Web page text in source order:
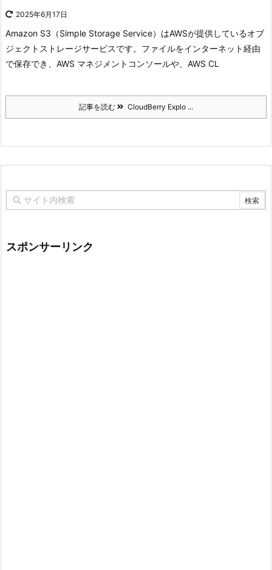
2025年6月17日
Amazon S3（Simple Storage Service）はAWSが提供しているオブ
ジェクトストレージサービスです。 ファイルをインターネット経由
で保存でき、AWS マネジメントコンソールや、AWS CL
記事を読む CloudBerry Explo ...
スポンサーリンク